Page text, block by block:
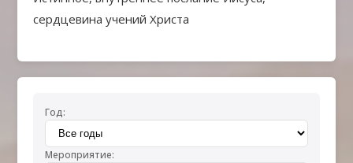
сердцевина учений Христа
Год:
Мероприятие: